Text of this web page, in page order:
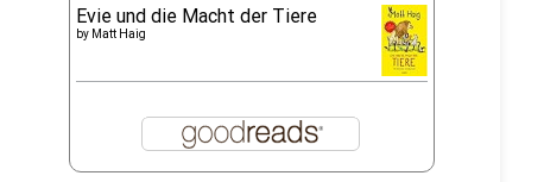
Evie und die Macht der Tiere
by Matt Haig